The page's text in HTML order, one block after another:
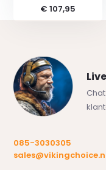
€ 107,95
085-3030305